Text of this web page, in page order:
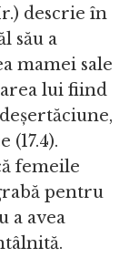
descrie în
său a
mamei sale
lui fiind
femeile
pentru
a avea